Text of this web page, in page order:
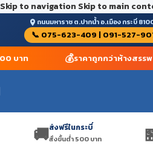
Skip to navigation Skip to main
ถนนมหาราช ต.ปากน้ำ อ.เมือง กระบี่
📞 075-623-409 | 091-527-
บาท 💰ราคาถูกกว่าห้างสรร
🚚ส่งฟรีในกระบี่
สั่งขั้นต่ำ 500 บาท